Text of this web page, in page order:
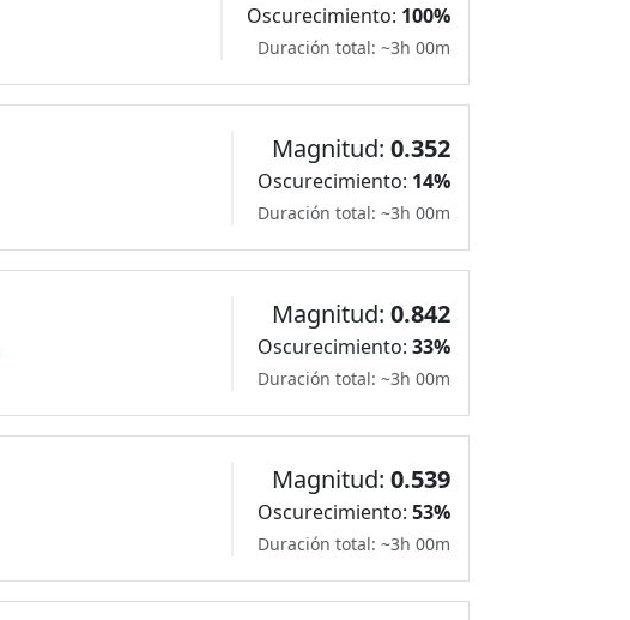
Oscurecimiento: 100%
Duración total: ~3h 00m
Magnitud: 0.352
Oscurecimiento: 14%
Duración total: ~3h 00m
Magnitud: 0.842
Oscurecimiento: 33%
Duración total: ~3h 00m
Magnitud: 0.539
Oscurecimiento: 53%
Duración total: ~3h 00m